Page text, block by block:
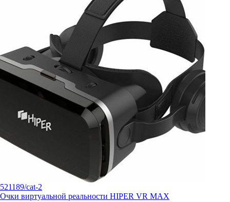
521189/cat-2
Очки виртуальной реальности HIPER VR MAX